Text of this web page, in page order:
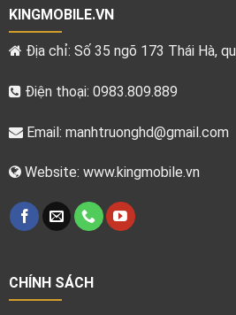
KINGMOBILE.VN
Địa chỉ: Số 35 ngõ 173 Thái Hà,
Điện thoại: 0983.809.889
Email: manhtruonghd@gmail.com
Website: www.kingmobile.vn
CHÍNH SÁCH